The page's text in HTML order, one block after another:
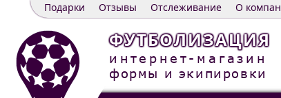
О
Отслеживание
Отзывы
Подарки
ФУТБОЛИЗАЦИЯ
интернет-магазин
формы и экипировки